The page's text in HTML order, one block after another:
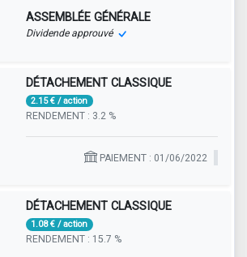
ASSEMBLÉE GÉNÉRALE
Dividende approuvé
DÉTACHEMENT CLASSIQUE
2.15 € / action
RENDEMENT : 3.2 %
PAIEMENT : 01/06/2022
DÉTACHEMENT CLASSIQUE
1.08 € / action
RENDEMENT : 15.7 %